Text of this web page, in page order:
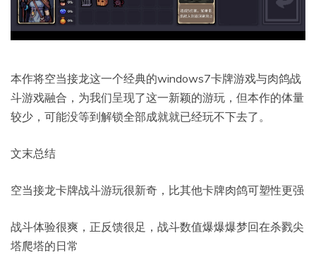
本作将空当接龙这一个经典的windows7卡牌游戏与肉鸽战
斗游戏融合，为我们呈现了这一新颖的游玩，但本作的体量
较少，可能没等到解锁全部成就就已经玩不下去了。
文末总结
空当接龙卡牌战斗游玩很新奇，比其他卡牌肉鸽可塑性更强
战斗体验很爽，正反馈很足，战斗数值爆爆爆梦回在杀戮尖
塔爬塔的日常